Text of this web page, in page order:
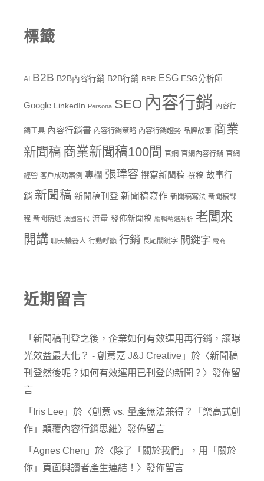
標籤
AI B2B B2B內容行銷 B2B行銷 BBR ESG ESG分析師
Google LinkedIn Persona SEO 內容行銷 內容行
銷工具 內容行銷書 內容行銷策略 內容行銷趨勢 品牌故事 商業
新聞稿 商業新聞稿100問 官網 官網內容行銷 官網
經營 客戶成功案例 專欄 張瑋容 撰寫新聞稿 撰稿 故事行
銷 新聞稿 新聞稿刊登 新聞稿寫作 新聞稿寫法 新聞稿課
程 新聞精選 法國當代 流量 發佈新聞稿 編輯精選解析 老闆來
開講 聊天機器人 行動呼籲 行銷 長尾關鍵字 關鍵字 電商
近期留言
「 新聞稿刊登之後，企業如何有效運用再行銷，讓曝
光效益最大化？ - 創意嘉 J&J Creative 」於〈新聞稿
刊登然後呢？如何有效運用已刊登的新聞？ 〉發佈留
言
「 Iris Lee 」於〈創意 vs. 量產無法兼得？「樂高式創
作」顛覆內容行銷思維〉發佈留言
「 Agnes Chen 」於〈除了「關於我們」，用「關於
你」頁面與讀者產生連結！ 〉發佈留言